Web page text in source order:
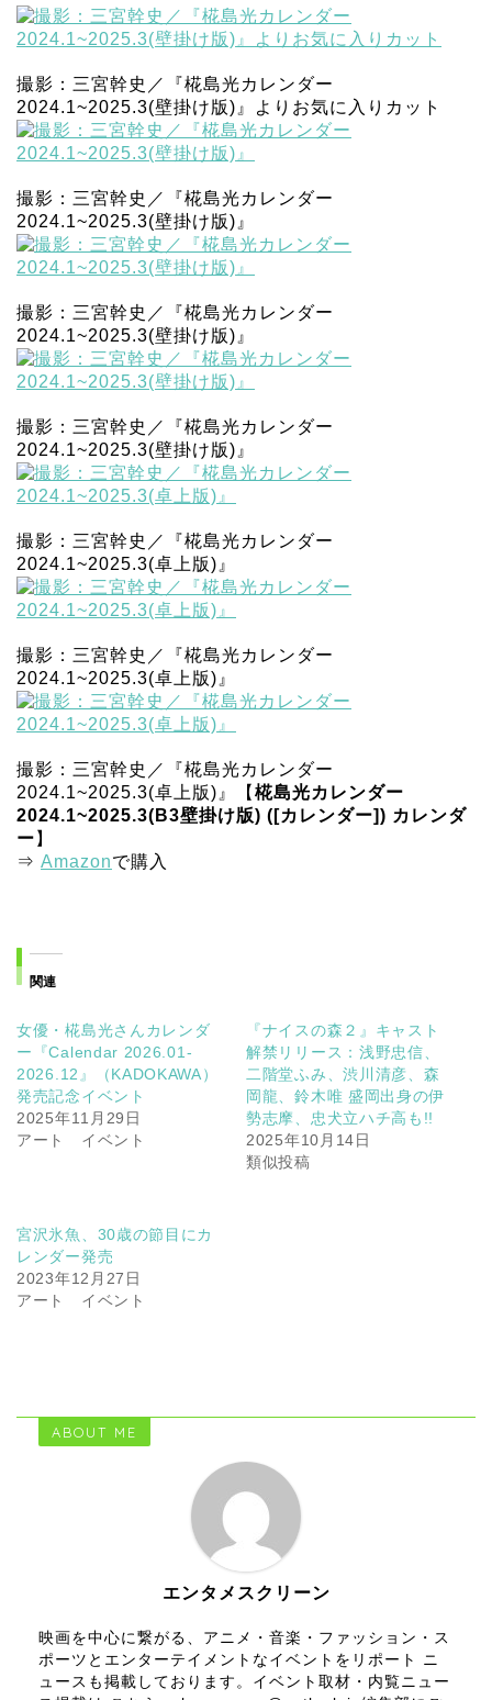
撮影：三宮幹史／『椛島光カレンダー
2024.1~2025.3(壁掛け版)』よりお気に入りカット
撮影：三宮幹史／『椛島光カレンダー
2024.1~2025.3(壁掛け版)』
撮影：三宮幹史／『椛島光カレンダー
2024.1~2025.3(壁掛け版)』
撮影：三宮幹史／『椛島光カレンダー
2024.1~2025.3(壁掛け版)』
撮影：三宮幹史／『椛島光カレンダー
2024.1~2025.3(卓上版)』
撮影：三宮幹史／『椛島光カレンダー
2024.1~2025.3(卓上版)』
撮影：三宮幹史／『椛島光カレンダー
2024.1~2025.3(卓上版)』【 椛島光カレンダー
2024.1~2025.3(B3壁掛け版) ([カレンダー]) カレンダ
ー 】
⇒ Amazonで購入
関連
女優・椛島光さんカレンダ
ー『Calendar 2026.01-
2026.12』（KADOKAWA）
発売記念イベント
2025年11月29日
アート イベント
『ナイスの森２』キャスト
解禁リリース：浅野忠信、
二階堂ふみ、渋川清彦、森
岡龍、鈴木唯 盛岡出身の伊
勢志摩、忠犬立ハチ高も!!
2025年10月14日
類似投稿
宮沢氷魚、30歳の節目にカ
レンダー発売
2023年12月27日
アート イベント
ABOUT ME
エンタメスクリーン
映画を中心に繋がる、アニメ・音楽・ファッション・ス
ポーツとエンターテイメントなイベントをリポート ニ
ュースも掲載しております。イベント取材・内覧ニュー